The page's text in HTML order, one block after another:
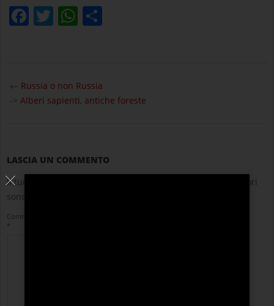
Facebook
TwitterWhatsApp
08-
10
← Russia o non Russia
-> Alberi sapienti, antiche foreste
LASCIA UN COMMENTO
Il tuo indirizzo email non sarà pubblicato.
I campi obbligatori
sono contrassegnati
Commento
*